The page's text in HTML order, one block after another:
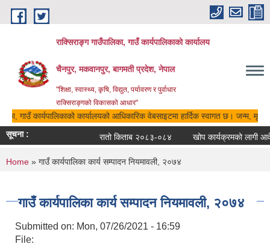
Skip to main content
राक्सिराङ्ग गाउँपालिका, गाउँ कार्यपालिकाको कार्यालय
चैनपुर, मकवानपुर, बागमती प्रदेश, नेपाल
"शिक्षा, स्वास्थ्य, कृषि, विद्युत, पर्यावरण र पुर्वाधार
राक्सिराङ्गको विकासको आधार"
गाउँ कार्यपालिकाको कार्यालयको आधिकारिक वेबसाइटमा हार्दिक स्वागत छ। जन्म,
सूचना :
रातो किताब २०८३-०८४ खोप कार्यक्रमको लागी
You are here
Home » गाउँ कार्यपालिका कार्य सम्पादन नियमावली, २०७४
गाउँ कार्यपालिका कार्य सम्पादन नियमावली, २०७४
Submitted on: Mon, 07/26/2021 - 16:59
File: